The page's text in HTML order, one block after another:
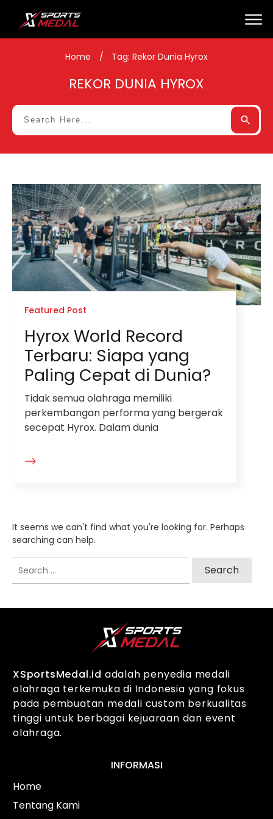
Home / Tag: Rekor Dunia Hyrox
REKOR DUNIA HYROX
Featured Post
Hyrox World Record
Terbaru: Siapa yang
Paling Cepat di Dunia?
Tidak semua olahraga memiliki
perkembangan performa yang bergerak
secepat Hyrox. Dalam dunia
It seems we can't find what you're looking for. Perhaps
searching can help.
Search
for:
XSportsMedal.id adalah penyedia medali
olahraga terkemuka di Indonesia yang fokus
pada pembuatan medali custom berkualitas
tinggi untuk berbagai kejuaraan dan event
olahraga.
INFORMASI
Home
Tentang Kami